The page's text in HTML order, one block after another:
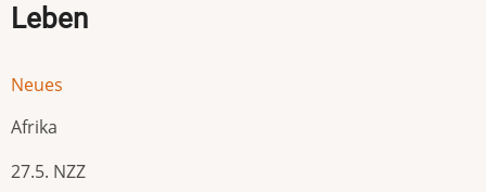
Leben
Neues
Afrika
27.5. NZZ